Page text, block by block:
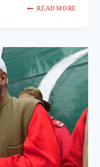
READ MORE